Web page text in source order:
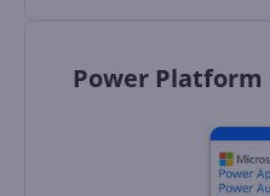
Power Platform